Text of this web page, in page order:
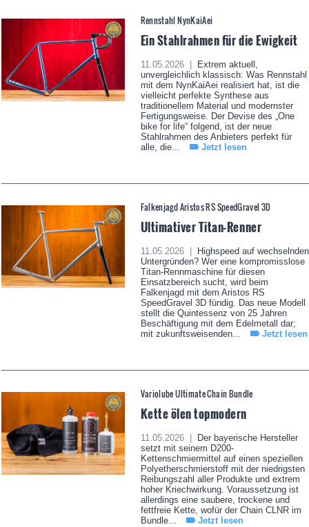
Rennstahl NynKaiAei
Ein Stahlrahmen für die Ewigkeit
11.05.2026 |
Extrem aktuell,
unvergleichlich klassisch: Was Rennstahl
mit dem NynKaiAei realisiert hat, ist die
vielleicht perfekte Synthese aus
traditionellem Material und modernster
Fertigungsweise. Der Devise des „One
bike for life“ folgend, ist der neue
Stahlrahmen des Anbieters perfekt für
alle, die...
Jetzt lesen
Falkenjagd Aristos RS SpeedGravel 3D
Ultimativer Titan-Renner
11.05.2026 |
Highspeed auf wechselnden
Untergründen? Wer eine kompromisslose
Titan-Rennmaschine für diesen
Einsatzbereich sucht, wird beim
Falkenjagd mit dem Aristos RS
SpeedGravel 3D fündig. Das neue Modell
stellt die Quintessenz von 25 Jahren
Beschäftigung mit dem Edelmetall dar;
mit zukunftsweisenden...
Jetzt lesen
Variolube Ultimate Chain Bundle
Kette ölen topmodern
11.05.2026 |
Der bayerische Hersteller
setzt mit seinem D200-
Kettenschmiermittel auf einen speziellen
Polyetherschmierstoff mit der niedrigsten
Reibungszahl aller Produkte und extrem
hoher Kriechwirkung. Voraussetzung ist
allerdings eine saubere, trockene und
fettfreie Kette, wofür der Chain CLNR im
Bundle...
Jetzt lesen